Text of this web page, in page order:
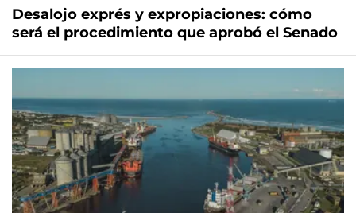
Desalojo exprés y expropiaciones: cómo
será el procedimiento que aprobó el Senado